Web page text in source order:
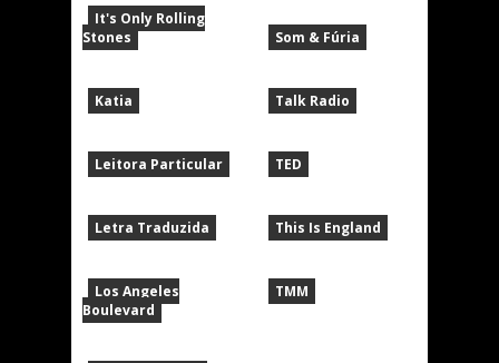
It's Only Rolling
Stones
Katia
Leitora Particular
Letra Traduzida
Los Angeles
Boulevard
Som & Fúria
Talk Radio
TED
This Is England
TMM